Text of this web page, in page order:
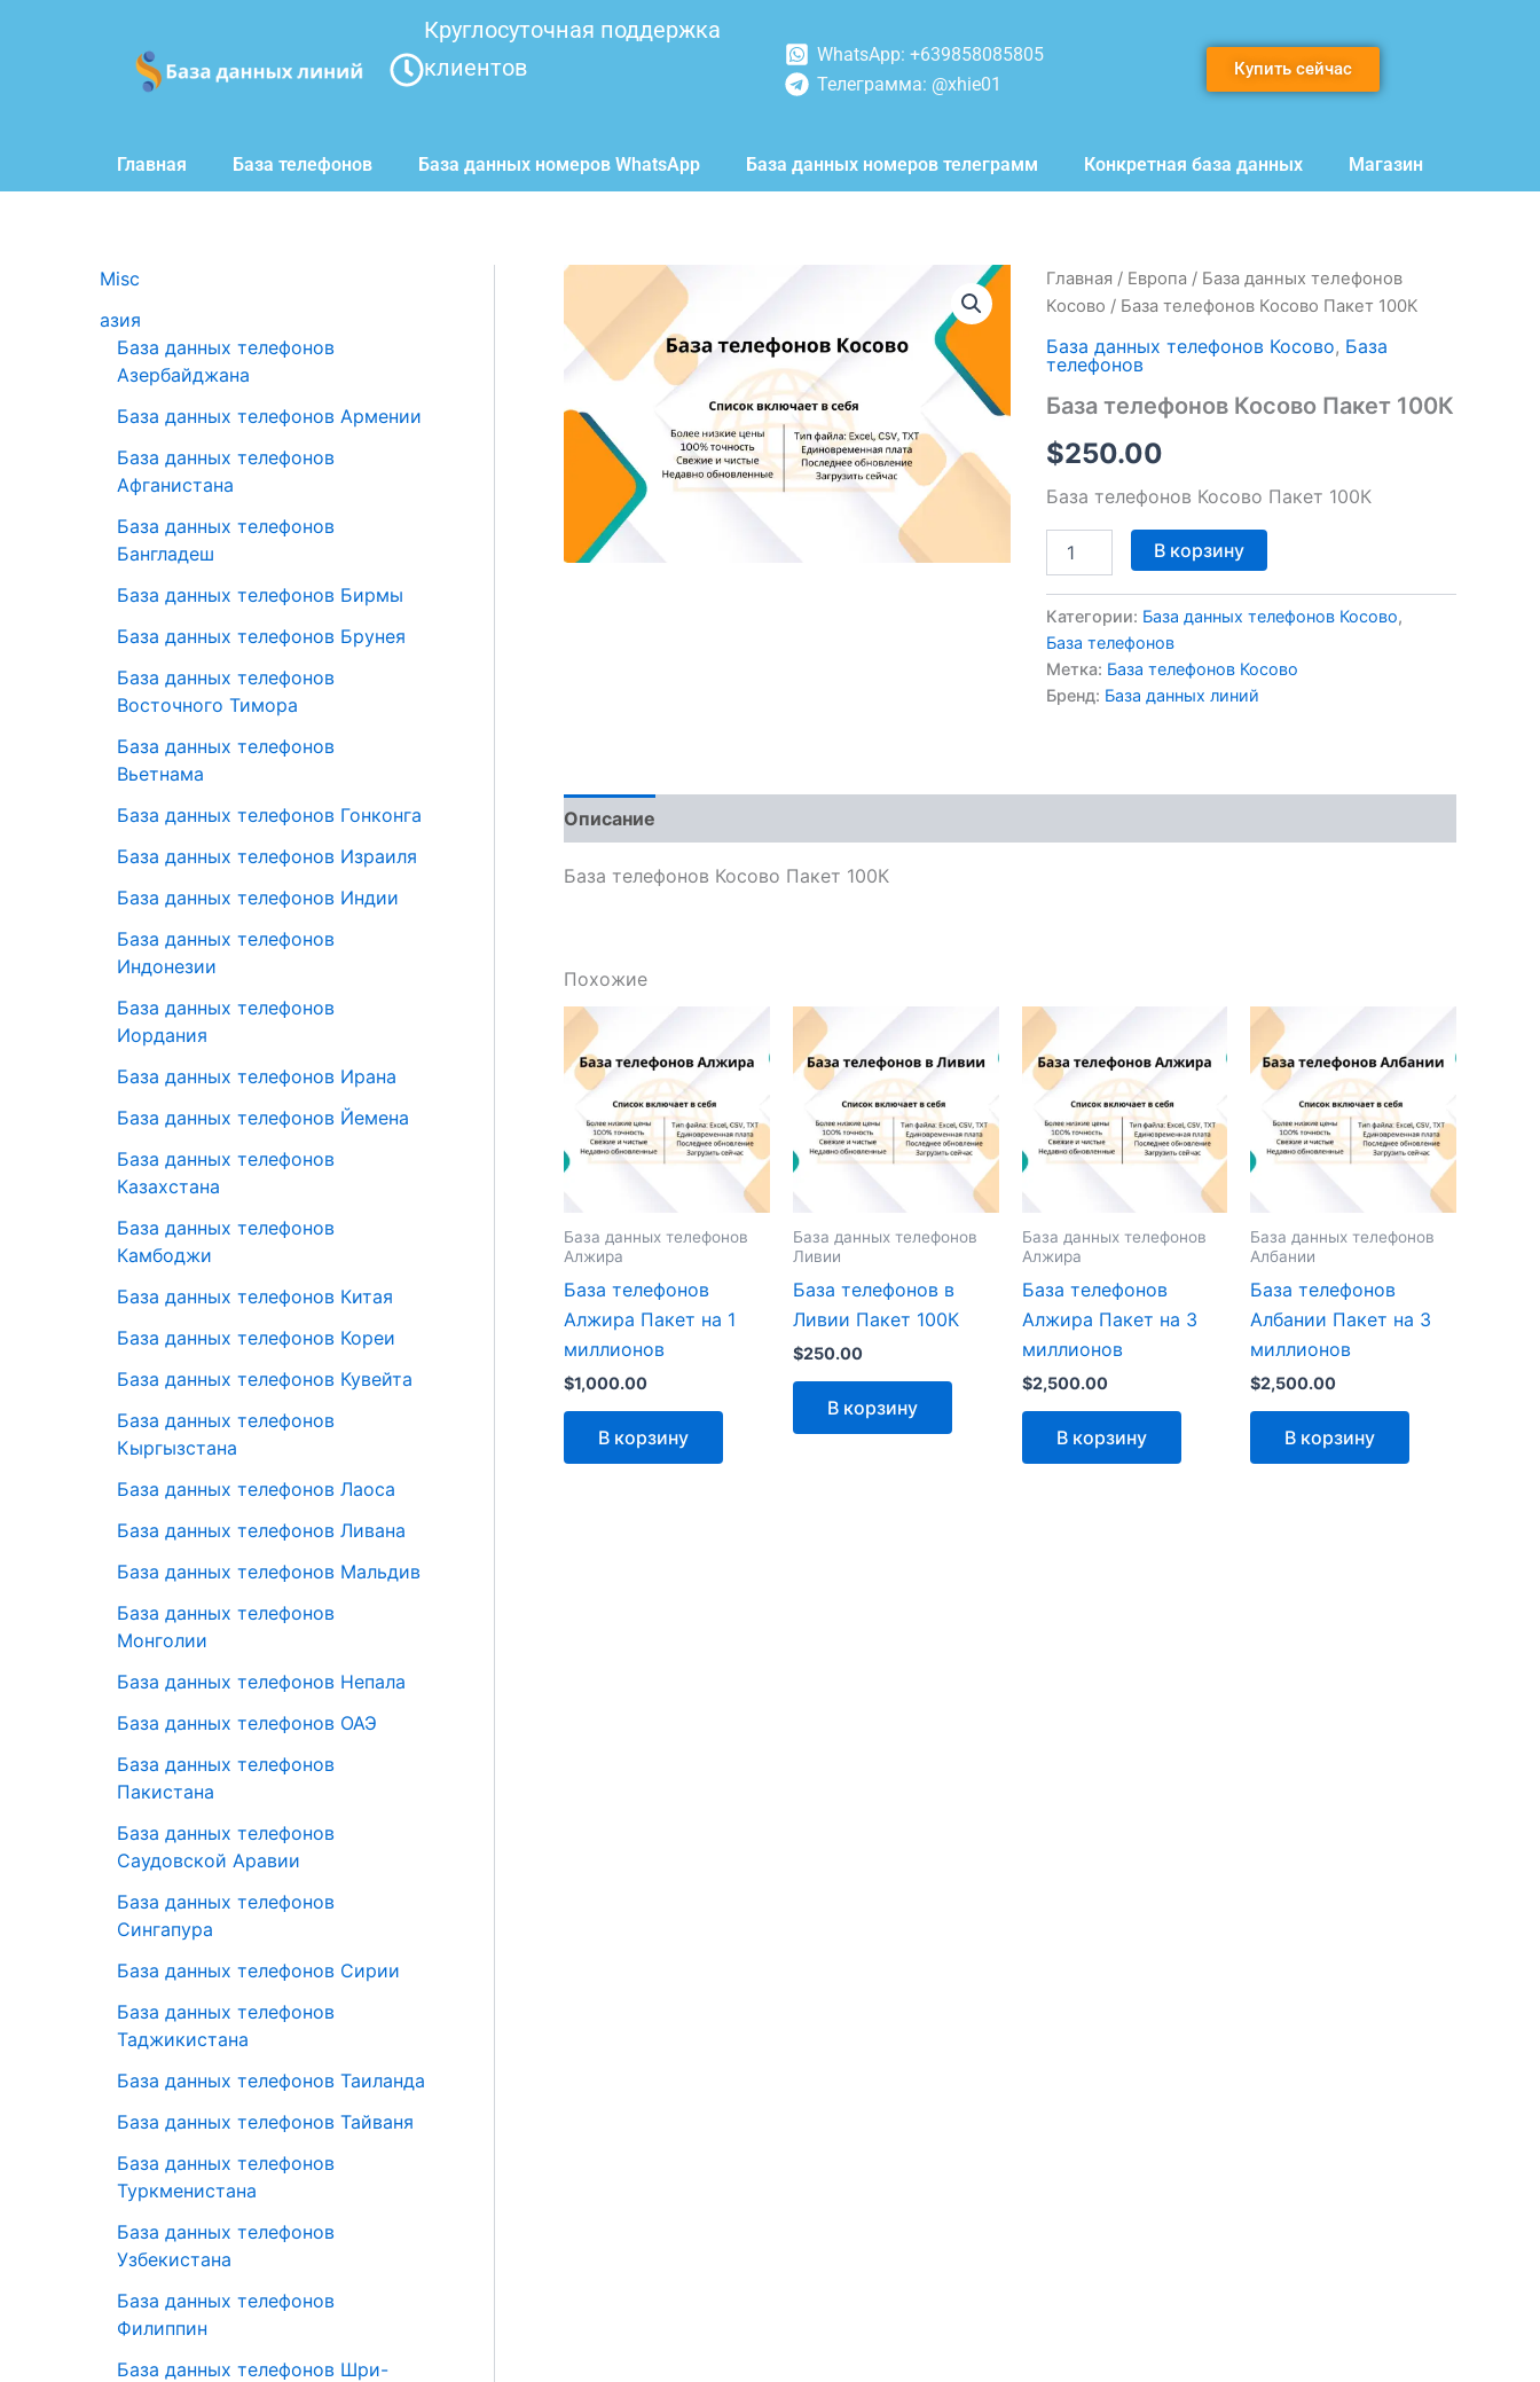
Круглосуточная поддержка
клиентов
WhatsApp: +639858085805
Телеграмма: @xhie01
Купить сейчас
Главная База телефонов База данных номеров WhatsApp База данных номеров телеграмм Конкретная база данных Магазин
Misc
азия
База данных телефонов
Азербайджана
База данных телефонов Армении
База данных телефонов
Афганистана
База данных телефонов
Бангладеш
База данных телефонов Бирмы
База данных телефонов Брунея
База данных телефонов
Восточного Тимора
База данных телефонов
Вьетнама
База данных телефонов Гонконга
База данных телефонов Израиля
База данных телефонов Индии
База данных телефонов
Индонезии
База данных телефонов
Иордания
База данных телефонов Ирана
База данных телефонов Йемена
База данных телефонов
Казахстана
База данных телефонов
Камбоджи
База данных телефонов Китая
База данных телефонов Кореи
База данных телефонов Кувейта
База данных телефонов
Кыргызстана
База данных телефонов Лаоса
База данных телефонов Ливана
База данных телефонов Мальдив
База данных телефонов
Монголии
База данных телефонов Непала
База данных телефонов ОАЭ
База данных телефонов
Пакистана
База данных телефонов
Саудовской Аравии
База данных телефонов
Сингапура
База данных телефонов Сирии
База данных телефонов
Таджикистана
База данных телефонов Таиланда
База данных телефонов Тайваня
База данных телефонов
Туркменистана
База данных телефонов
Узбекистана
База данных телефонов
Филиппин
База данных телефонов Шри-
Главная / Европа / База данных телефонов
Косово / База телефонов Косово Пакет 100К
База данных телефонов Косово, База
телефонов
База телефонов Косово Пакет 100К
$250.00
База телефонов Косово Пакет 100К
Количество
товара
телефонов
Косово
100К
В корзину
Категории: База данных телефонов Косово,
База телефонов
Метка: База телефонов Косово
Бренд: База данных линий
Описание
База телефонов Косово Пакет 100К
Похожие
База данных телефонов
Алжира
База телефонов
Алжира Пакет на 1
миллионов
$1,000.00
В корзину
База данных телефонов
Ливии
База телефонов в
Ливии Пакет 100К
$250.00
В корзину
База данных телефонов
Алжира
База телефонов
Алжира Пакет на 3
миллионов
$2,500.00
В корзину
База данных телефонов
Албании
База телефонов
Албании Пакет на 3
миллионов
$2,500.00
В корзину